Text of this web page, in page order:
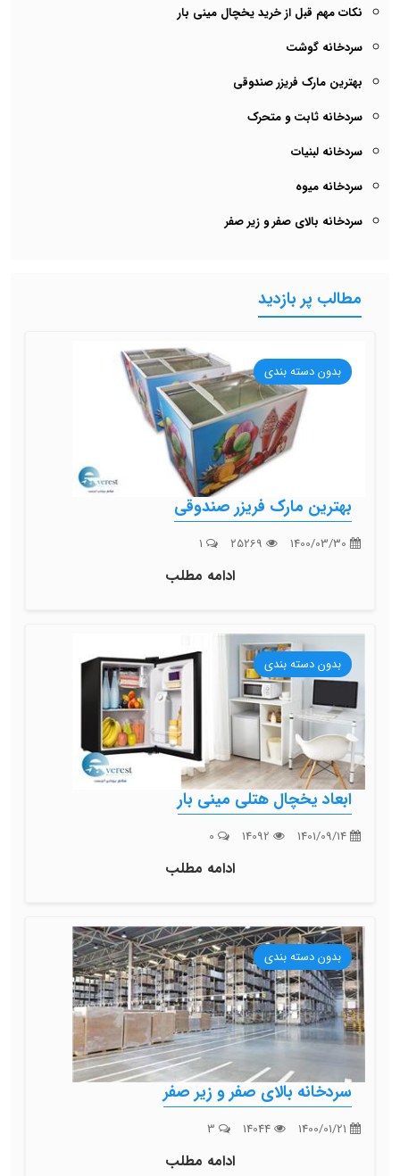
نکات مهم قبل از خرید یخچال مینی بار
سردخانه گوشت
بهترین مارک فریزر صندوقی
سردخانه ثابت و متحرک
سردخانه لبنیات
سردخانه میوه
سردخانه بالای صفر و زیر صفر
مطالب پر بازدید
بدون دسته بندی
بهترین مارک فریزر صندوقی
ادامه مطلب
بدون دسته بندی
ابعاد یخچال هتلی مینی بار
ادامه مطلب
بدون دسته بندی
سردخانه بالای صفر و زیر صفر
ادامه مطلب